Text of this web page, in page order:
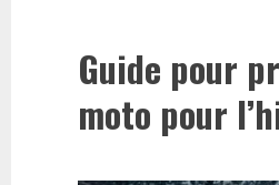
Guide pour
moto pour